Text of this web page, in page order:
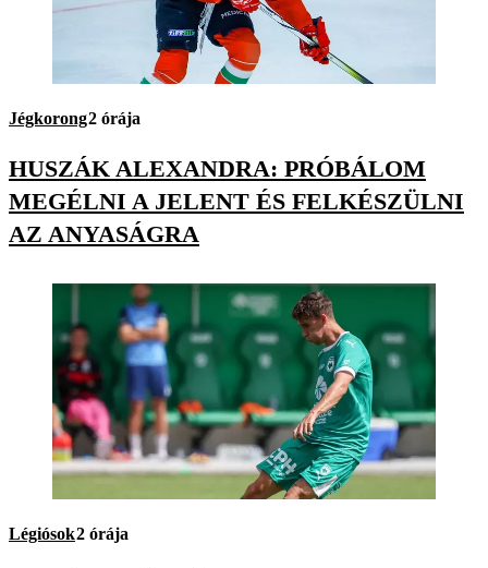
Jégkorong2 órája
HUSZÁK ALEXANDRA: PRÓBÁLOM
MEGÉLNI A JELENT ÉS FELKÉSZÜLNI
AZ ANYASÁGRA
Légiósok2 órája